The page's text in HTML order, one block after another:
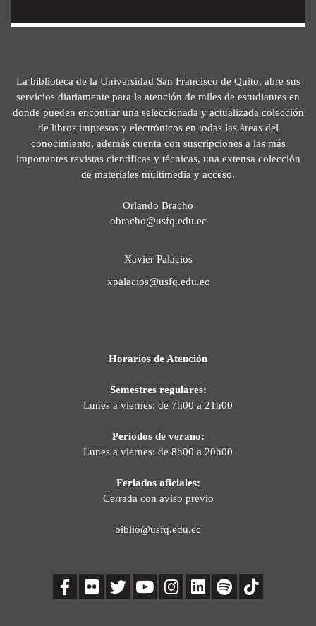
La biblioteca de la Universidad San Francisco de Quito, abre sus
servicios diariamente para la atención de miles de estudiantes en
donde pueden encontrar una seleccionada y actualizada colección
de libros impresos y electrónicos en todas las áreas del
conocimiento, además cuenta con suscripciones a las más
importantes revistas científicas y técnicas, una extensa colección
de materiales multimedia y acceso.
Orlando Bracho
obracho@usfq.edu.ec
Xavier Palacios
xpalacios@usfq.edu.ec
Horarios de Atención
Semestres regulares:
Lunes a viernes: de 7h00 a 21h00
Períodos de verano:
Lunes a viernes: de 8h00 a 20h00
Feriados oficiales:
Cerrada con aviso previo
biblio@usfq.edu.ec